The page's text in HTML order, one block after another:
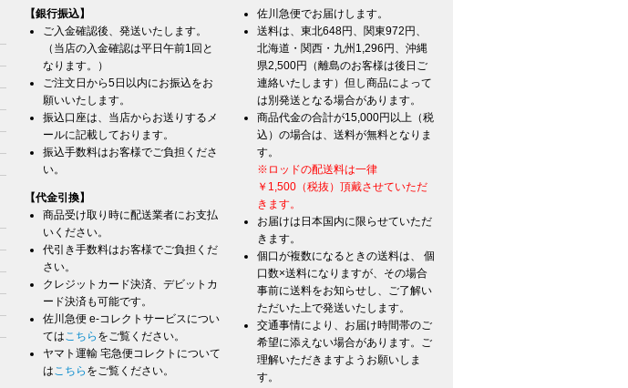
【銀行振込】
ご入金確認後、発送いたします。
（当店の入金確認は平日午前1回と
なります。）
ご注文日から5日以内にお振込をお
願いいたします。
振込口座は、当店からお送りするメ
ールに記載しております。
振込手数料はお客様でご負担くださ
い。
【代金引換】
商品受け取り時に配送業者にお支払
いください。
代引き手数料はお客様でご負担くだ
さい。
クレジットカード決済、デビットカ
ード決済も可能です。
佐川急便 e-コレクトサービスについ
てはこちら をご覧ください。
ヤマト運輸 宅急便コレクトについて
はこちら をご覧ください。
佐川急便でお届けします。
送料は、東北648円、関東972円、
北海道・関西・九州1,296円、沖縄
県2,500円（離島のお客様は後日ご
連絡いたします）但し商品によって
は別発送となる場合があります。
商品代金の合計が15,000円以上（税
込）の場合は、送料が無料となりま
す。
※ロッドの配送料は一律
￥1,500（税抜）頂戴させていただ
きます。
お届けは日本国内に限らせていただ
きます。
個口が複数になるときの送料は、 個
口数×送料になりますが、その場合
事前に送料をお知らせし、ご了解い
ただいた上で発送いたします。
交通事情により、お届け時間帯のご
希望に添えない場合があります。ご
理解いただきますようお願いしま
す。